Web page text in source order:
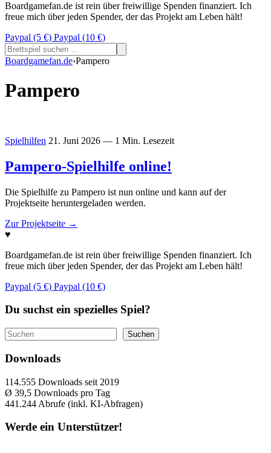
Boardgamefan.de ist rein über freiwillige Spenden finanziert. Ich
freue mich über jeden Spender, der das Projekt am Leben hält!
Paypal (5 €) Paypal (10 €)
Suchen
nach:
Boardgamefan.de›Pampero
Pampero
Spielhilfen 21. Juni 2026 — 1 Min. Lesezeit
Pampero-Spielhilfe online!
Die Spielhilfe zu Pampero ist nun online und kann auf der
Projektseite heruntergeladen werden.
Zur Projektseite →
♥
Boardgamefan.de ist rein über freiwillige Spenden finanziert. Ich
freue mich über jeden Spender, der das Projekt am Leben hält!
Paypal (5 €) Paypal (10 €)
Du suchst ein spezielles Spiel?
Suchen Suchen
Downloads
114.555 Downloads seit 2019
Ø 39,5 Downloads pro Tag
441.244 Abrufe (inkl. KI-Abfragen)
Werde ein Unterstützer!